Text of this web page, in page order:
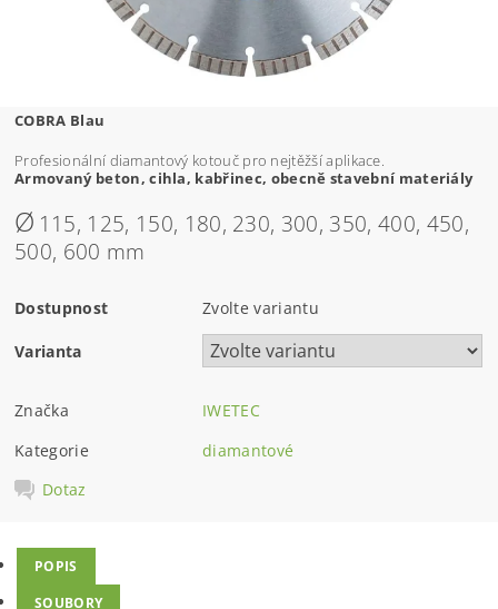
COBRA Blau
Profesionální diamantový kotouč pro nejtěžšíaplikace.
Armovaný beton, cihla, kabřinec, obecně stavební materiály
Ø 115, 125, 150, 180, 230, 300, 350, 400, 450,
500, 600 mm
Dostupnost Zvolte variantu
Varianta
Značka
IWETEC
Kategorie
diamantové
Dotaz
POPIS
SOUBORY